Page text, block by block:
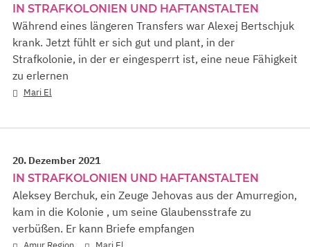
IN STRAFKOLONIEN UND HAFTANSTALTEN
Während eines längeren Transfers war Alexej Bertschjuk
krank. Jetzt fühlt er sich gut und plant, in der
Strafkolonie, in der er eingesperrt ist, eine neue Fähigkeit
zu erlernen
Mari El
20. Dezember 2021
IN STRAFKOLONIEN UND HAFTANSTALTEN
Aleksey Berchuk, ein Zeuge Jehovas aus der Amurregion,
kam in die Kolonie , um seine Glaubensstrafe zu
verbüßen. Er kann Briefe empfangen